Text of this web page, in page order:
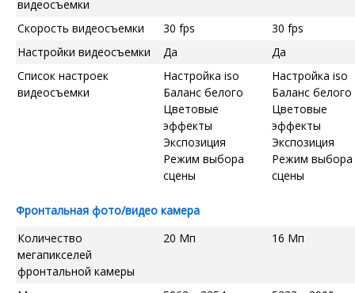
видеосъемки
Скорость видеосъемки 30 fps
30 fps
Настройки видеосъемки
Да
Да
Список настроек
видеосъемки
Настройка iso
Баланс белого
Цветовые
эффекты
Экспозиция
Режим выбора
сцены
Настройка iso
Баланс белого
Цветовые
эффекты
Экспозиция
Режим выбора
сцены
Фронтальная фото/видео камера
Количество
мегапикселей
фронтальной камеры
20 Мп 16 Мп